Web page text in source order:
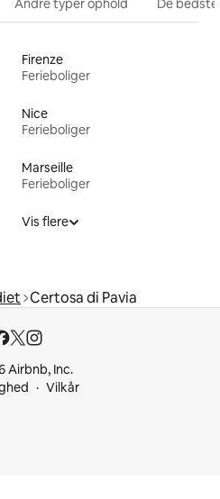
Andre typer ophold De
Firenze
Ferieboliger
Nice
Ferieboliger
Marseille
Ferieboliger
Vis flere
Certosa di Pavia
Airbnb, Inc.
Vilkår